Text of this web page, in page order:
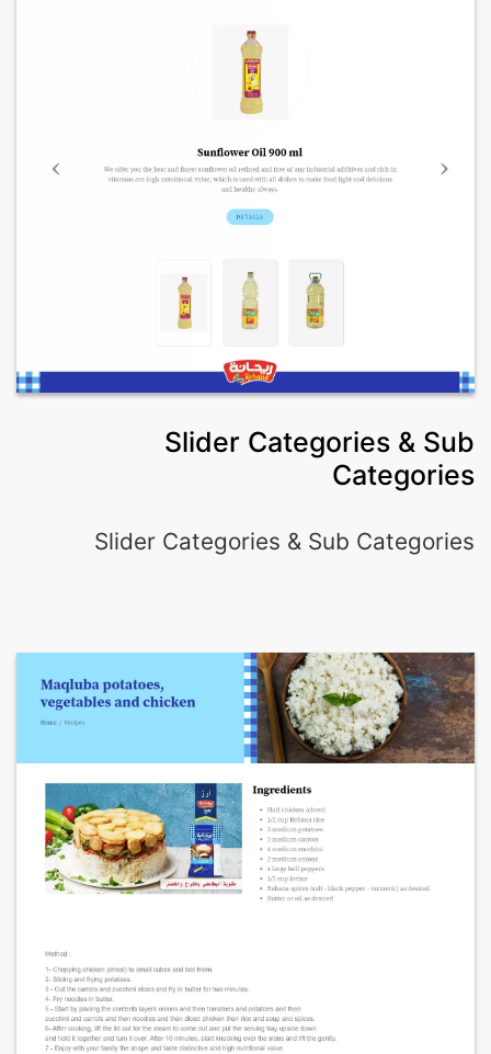
Slider Categories & Sub
Categories
Slider Categories & Sub Categories